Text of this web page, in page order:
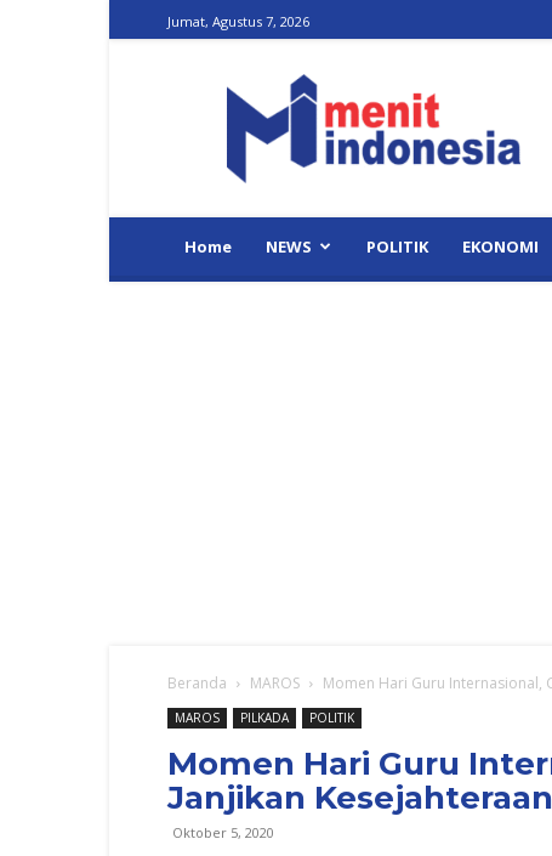
Jumat, Agustus 7, 2026
Indonesia
Home NEWS POLITIK EKONOMI
Beranda MAROS Momen Hari Guru Internasional,
MAROS PILKADA POLITIK
Momen Hari Guru
Janjikan
Oktober 5, 2020